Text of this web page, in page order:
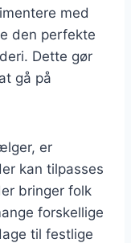
med
den perfekte
Dette gør
gå på
er
kan tilpasses
bringer folk
forskellige
til festlige